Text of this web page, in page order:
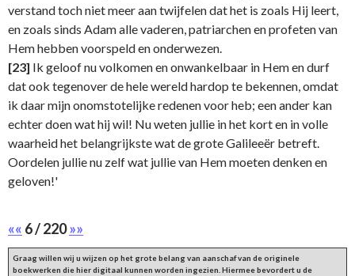
verstand toch niet meer aan twijfelen dat het is zoals Hij leert,
en zoals sinds Adam alle vaderen, patriarchen en profeten van
Hem hebben voorspeld en onderwezen.
[23] Ik geloof nu volkomen en onwankelbaar in Hem en durf
dat ook tegenover de hele wereld hardop te bekennen, omdat
ik daar mijn onomstotelijke redenen voor heb; een ander kan
echter doen wat hij wil! Nu weten jullie in het kort en in volle
waarheid het belangrijkste wat de grote Galileeër betreft.
Oordelen jullie nu zelf wat jullie van Hem moeten denken en
geloven!'
«« 6 / 220»»
Graag willen wij u wijzen op het grote belang van aanschaf van de originele
boekwerken die hier digitaal kunnen worden ingezien. Hiermee bevordert u de